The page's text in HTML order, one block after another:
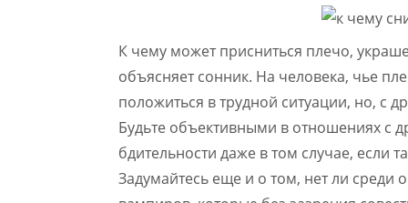
К чему может присниться плечо,
объясняет сонник. На человека, чье
положиться в трудной ситуации, но, с
Будьте объективными в отношениях с
бдительности даже в том случае, если
Задумайтесь еще и о том, нет ли среди